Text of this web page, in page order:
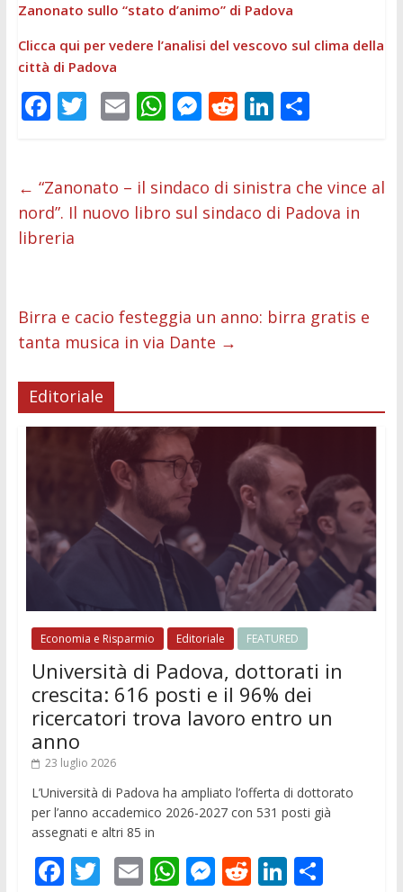
Zanonato sullo “stato d’animo” di Padova
Clicca qui per vedere l’analisi del vescovo sul clima della
città di Padova
F
b
o
o
T
er
E
l
W
s
A
M
e
n
R
di
t
Li
e
dI
C
di
vi
← “Zanonato – il sindaco di sinistra che vince al
nord”. Il nuovo libro sul sindaco di Padova in
libreria
Birra e cacio festeggia un anno: birra gratis e
tanta musica in via Dante →
Editoriale
Economia e Risparmio Editoriale FEATURED
Università di Padova, dottorati in
crescita: 616 posti e il 96% dei
ricercatori trova lavoro entro un
anno
23 luglio 2026
L’Università di Padova ha ampliato l’offerta di dottorato
per l’anno accademico 2026-2027 con 531 posti già
assegnati e altri 85 in
F T E W M R Li C